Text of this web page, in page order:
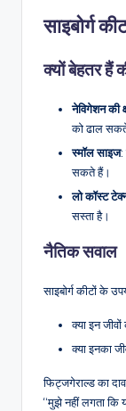
साइबोर्ग
क्यों बेहतर हैं
नेविगेशन की
को ढाल
स्मॉल साइज:
सकते हैं।
लो कॉस्ट
सस्ता है।
नैतिक सवाल
साइबोर्ग कीटों के
क्या इन जीवों
क्या इनका
फिट्जगेराल्ड का
“मुझे नहीं लगता कि